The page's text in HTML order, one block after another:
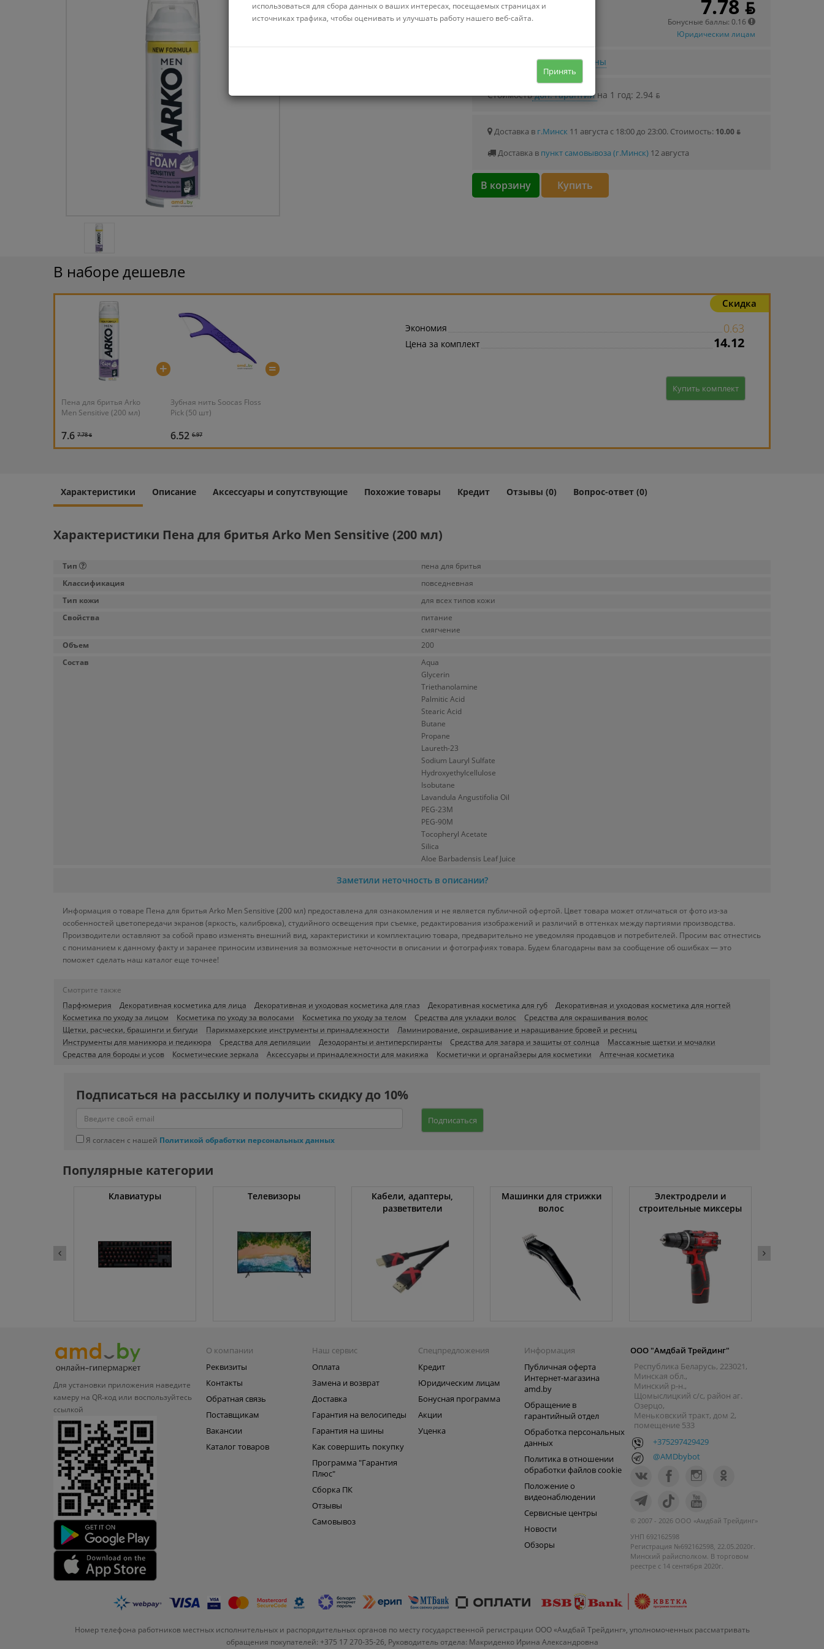
Можно купить в кредит
Стоимость от 0.12 ƃ/мec.
7.78 ƃ
Бонусные баллы: 0.16
Юридическим лицам
Узнать о снижении цены
Стоимостьдоп. гарантиина 1 год: 2.94 ƃ
Доставка в г.Минск 11 августа с 18:00 до 23:00. Стоимость: 10.00 ƃ
Доставка в пункт самовывоза (г.Минск)12 августа
В корзину Купить
В наборе дешевле
Скидка
Пена для бритья Arko
Men Sensitive (200 мл)
7.6 7.78 ƃ
+
Зубная нить Soocas Floss
Pick (50 шт)
6.52 6.97
=
Экономия 0.63
Цена за комплект 14.12
Купить комплект
Характеристики Описание Аксессуары и сопутствующие Похожие товары Кредит Отзывы (0) Вопрос-ответ (0)
Характеристики Пена для бритья Arko Men Sensitive (200 мл)
Тип
пена для бритья
Классификация
повседневная
Тип кожи
для всех типов кожи
Свойства
питание
смягчение
Объем
200
Состав
Aqua
Glycerin
Triethanolamine
Palmitic Acid
Stearic Acid
Butane
Propane
Laureth-23
Sodium Lauryl Sulfate
Hydroxyethylcellulose
Isobutane
Lavandula Angustifolia Oil
PEG-23M
PEG-90M
Tocopheryl Acetate
Silica
Aloe Barbadensis Leaf Juice
Заметили неточность в описании?
Информация о товаре Пена для бритья Arko Men Sensitive (200 мл) предоставлена для ознакомления и не является публичной офертой. Цвет товара может отличаться от фото из-за
особенностей цветопередачи экранов (яркость, калибровка), студийного освещения при съемке, редактирования изображений и различий в оттенках между партиями производства.
Производители оставляют за собой право изменять внешний вид, характеристики и комплектацию товара, предварительно не уведомляя продавцов и потребителей. Просим вас отнестись
с пониманием к данному факту и заранее приносим извинения за возможные неточности в описании и фотографиях товара. Будем благодарны вам за сообщение об ошибках — это
поможет сделать наш каталог еще точнее!
Смотрите также
Парфюмерия
Декоративная косметика для лица Декоративная и уходовая косметика для глаз Декоративная косметика для губ
Декоративная и уходовая косметика для ногтей
Косметика по уходу за лицом
Косметика по уходу за волосами Косметика по уходу за телом Средства для укладки волос
Средства для окрашивания волос
Щетки, расчески, брашинги и бигуди
Парикмахерские инструменты и принадлежности
Ламинирование, окрашивание и наращивание бровей и ресниц
Инструменты для маникюра и педикюра
Средства для депиляции Дезодоранты и антиперспиранты Средства для загара и защиты от солнца
Массажные щетки и мочалки
Средства для бороды и усов
Косметические зеркала Аксессуары и принадлежности для макияжа Косметички и органайзеры для косметики Аптечная косметика
Подписаться на рассылку и получить скидку до 10%
Подписаться
Я согласен с нашей Политикой обработки персональных данных
Популярные категории
Клавиатуры Телевизоры
Кабели, адаптеры,
разветвители
Машинки для стрижки
волос
Электродрели и
строительные миксеры
использоваться для сбора данных о ваших интересах, посещаемых страницах и
источниках трафика, чтобы оценивать и улучшать работу нашего веб-сайта.
Принять
Для установки приложения наведите
камеру на QR‑код или воспользуйтесь
ссылкой
О компании
Реквизиты
Контакты
Обратная связь
Поставщикам
Вакансии
Каталог товаров
Наш сервис
Оплата
Замена и возврат
Доставка
Гарантия на велосипеды
Гарантия на шины
Как совершить покупку
Программа "Гарантия
Плюс"
Сборка ПК
Отзывы
Самовывоз
Спецпредложения
Кредит
Юридическим лицам
Бонусная программа
Акции
Уценка
Информация
Публичная оферта
Интернет-магазина
amd.by
Обращение в
гарантийный отдел
Обработка персональных
данных
Политика в отношении
обработки файлов cookie
Положение о
видеонаблюдении
Сервисные центры
Новости
Обзоры
ООО "Амдбай Трейдинг"
Республика Беларусь, 223021,
Минская обл.,
Минский р-н.,
Щомыслицкий с/с, район аг.
Озерцо,
Меньковский тракт, дом 2,
помещение 533
+375297429429
@AMDbybot
© 2007 - 2026 ООО «Амдбай Трейдинг»
УНП 692162598
Регистрация №692162598, 22.05.2020г.
Минский райисполком. В торговом
реестре с 14 сентября 2020г.
Номер телефона работников местных исполнительных и распорядительных органов по месту государственной регистрации ООО «Амдбай Трейдинг», уполномоченных рассматривать
обращения покупателей: +375 17 270-35-26, Руководитель отдела: Макриденко Ирина Александровна